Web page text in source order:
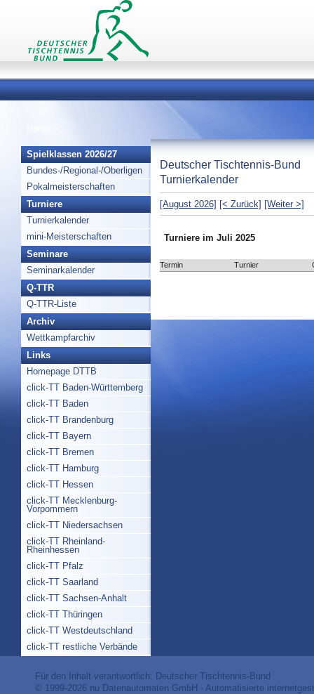
Spielklassen 2026/27
Bundes-/Regional-/Oberligen
Pokalmeisterschaften
Turniere
Turnierkalender
mini-Meisterschaften
Seminare
Seminarkalender
Q-TTR
Q-TTR-Liste
Archiv
Wettkampfarchiv
Links
Homepage DTTB
click-TT Baden-Württemberg
click-TT Baden
click-TT Brandenburg
click-TT Bayern
click-TT Bremen
click-TT Hamburg
click-TT Hessen
click-TT Mecklenburg-
Vorpommern
click-TT Niedersachsen
click-TT Rheinland-
Rheinhessen
click-TT Pfalz
click-TT Saarland
click-TT Sachsen-Anhalt
click-TT Thüringen
click-TT Westdeutschland
click-TT restliche Verbände
Deutscher Tischtennis-Bund
Turnierkalender
[August 2026] [< Zurück] [Weiter >]
Turniere im Juli 2025
Termin Turnier
Für den Inhalt verantwortlich: Deutscher Tischtennis-Bund
© 1999-2026 nu Datenautomaten GmbH - Automatisierte